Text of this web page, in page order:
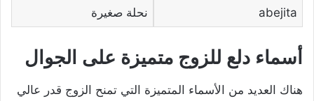
abejita نحلة صغيرة
أسماء دلع للزوج متميزة على الجوال
هناك العديد من الأسماء المتميزة التي تمنح الزوج قدر عالي